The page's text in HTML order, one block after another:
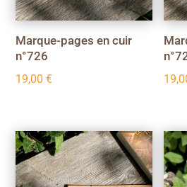
Marque-pages en cuir
n°726
19,00€